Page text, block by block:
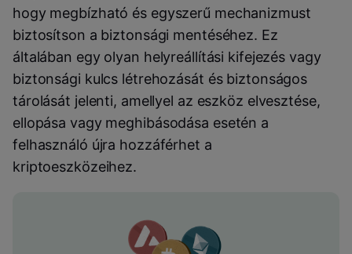
hogy megbízható és egyszerű mechanizmust
biztosítson a biztonsági mentéséhez. Ez
általában egy olyan helyreállítási kifejezés vagy
biztonsági kulcs létrehozását és biztonságos
tárolását jelenti, amellyel az eszköz elvesztése,
ellopása vagy meghibásodása esetén a
felhasználó újra hozzáférhet a
kriptoeszközeihez.